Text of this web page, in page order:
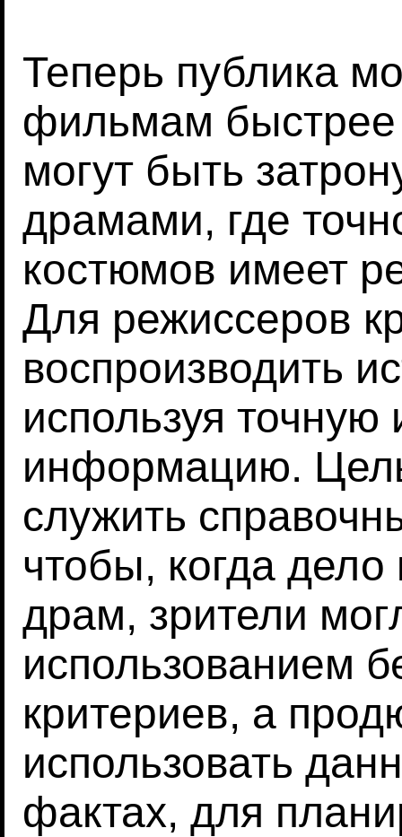
Теперь публика
фильмам
могут быть
драмами, где
костюмов имеет
Для режиссеров
воспроизводить
используя точную
информацию.
служить
чтобы, когда дело
драм, зрители
использованием
критериев, а
использовать
фактах, для